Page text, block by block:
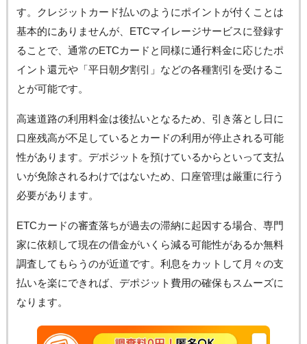
す。クレジットカード払いのようにポイントが付くことは
基本的にありませんが、ETCマイレージサービスに登録す
ることで、通常のETCカードと同様に通行料金に応じたポ
イント還元や「平日朝夕割引」などの各種割引を受けるこ
とが可能です。
高速道路の利用料金は後払いとなるため、引き落とし日に
口座残高が不足しているとカードの利用が停止される可能
性があります。デポジットを預けているからといって支払
いが免除されるわけではないため、口座管理は厳重に行う
必要があります。
ETCカードの審査落ちが過去の滞納に起因する場合、専門
家に依頼して現在の借金がいくら減る可能性があるか無料
調査してもらうのが近道です。利息をカットして月々の支
払いを楽にできれば、デポジット費用の確保もスムーズに
なります。